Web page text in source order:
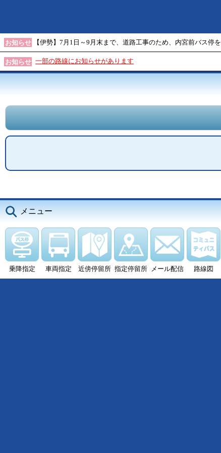
お知らせ 【伊勢】7月1日～9月末まで、道路工事のため、内宮前バス停を
お知らせ 一部の路線にお知らせがあります
メニュー
乗降指定 車両指定 近傍停留所 指定停留所 メール配信 路線図